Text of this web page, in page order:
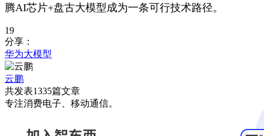
腾AI芯片+盘古大模型成为一条可行技术路径。
19
分享：
华为大模型
云鹏
共发表1335篇文章
专注消费电子、移动通信。